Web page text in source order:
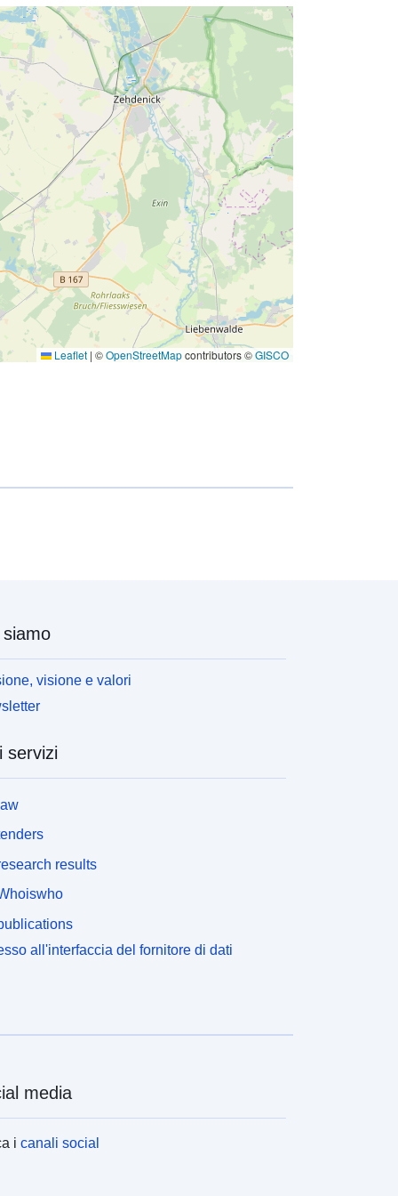
Leaflet | ©OpenStreetMapcontributors ©GISCO
siamo
visione e valori
servizi
results
all'interfaccia del fornitore di dati
media
icanali social